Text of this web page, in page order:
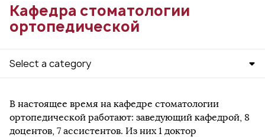
Кафедра стоматологии
ортопедической
Select a category
В настоящее время на кафедре стоматологии
ортопедической работают: заведующий кафедрой, 8
доцентов, 7 ассистентов. Из них 1 доктор